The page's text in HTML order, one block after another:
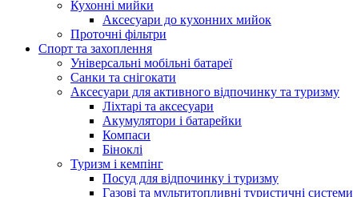
Кухонні мийки
Аксесуари до кухонних мийок
Проточні фільтри
Спорт та захоплення
Універсальні мобільні батареї
Санки та снігокати
Аксесуари для активного відпочинку та туризму
Ліхтарі та аксесуари
Акумулятори і батарейки
Компаси
Біноклі
Туризм і кемпінг
Посуд для відпочинку і туризму
Газові та мультитопливні туристичні системи